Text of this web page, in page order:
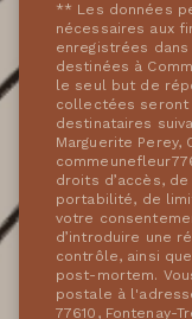
** Les données
nécessaires aux
enregistrées
destinées à
le seul but de
collectées seront
destinataires
Marguerite Perey,
droits d’accès,
portabilité, de
votre
d’introduire une
contrôle, ainsi
post-mortem.
postale à
77610, Fontenay-